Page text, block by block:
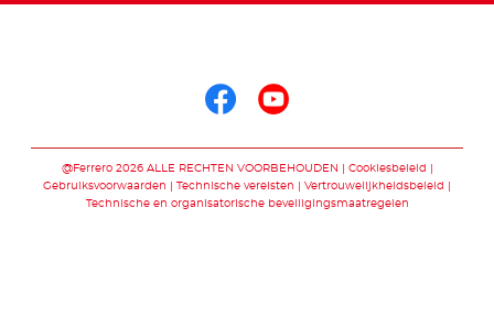
@Ferrero 2026 ALLE RECHTEN VOORBEHOUDEN
Cookiesbeleid
Gebruiksvoorwaarden
Technische vereisten
Vertrouwelijkheidsbeleid
Technische en organisatorische beveiligingsmaatregelen